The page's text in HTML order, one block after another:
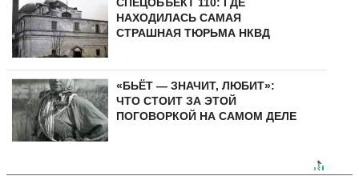
НАХОДИЛАСЬ САМАЯ
СТРАШНАЯ ТЮРЬМА НКВД
«БЬЁТ — ЗНАЧИТ, ЛЮБИТ»:
ЧТО СТОИТ ЗА ЭТОЙ
ПОГОВОРКОЙ НА САМОМ ДЕЛЕ